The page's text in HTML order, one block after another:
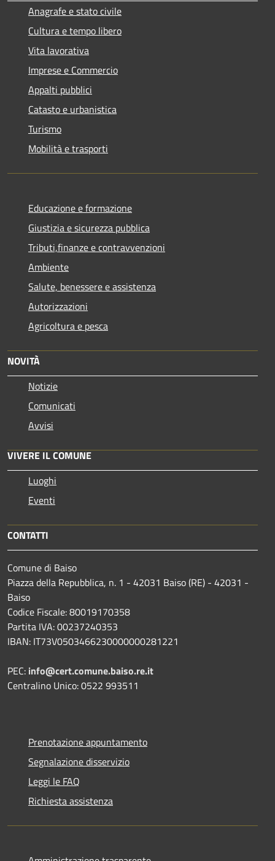
Anagrafe e stato civile
Cultura e tempo libero
Vita lavorativa
Imprese e Commercio
Appalti pubblici
Catasto e urbanistica
Turismo
Mobilità e trasporti
Educazione e formazione
Giustizia e sicurezza pubblica
Tributi,finanze e contravvenzioni
Ambiente
Salute, benessere e assistenza
Autorizzazioni
Agricoltura e pesca
NOVITÀ
Notizie
Comunicati
Avvisi
VIVERE IL COMUNE
Luoghi
Eventi
CONTATTI
Comune di Baiso
Piazza della Repubblica, n. 1 - 42031 Baiso (RE) - 42031 -
Baiso
Codice Fiscale: 80019170358
Partita IVA: 00237240353
IBAN: IT73V0503466230000000281221
PEC: info@cert.comune.baiso.re.it
Centralino Unico: 0522 993511
Prenotazione appuntamento
Segnalazione disservizio
Leggi le FAQ
Richiesta assistenza